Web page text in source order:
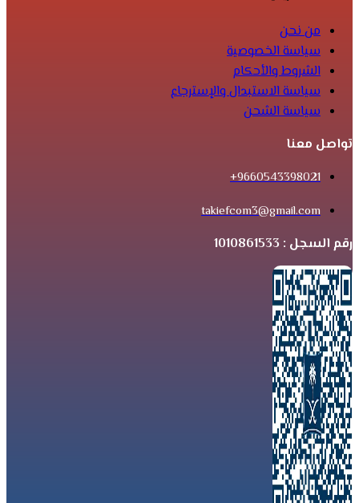
من نحن
سياسة الخصوصية
الشروط والأحكام
سياسة الاستبدال والإسترجاع
سياسة الشحن
تواصل معنا
9660543398021+
takiefcom3@gmail.com
رقم السجل : 1010861533